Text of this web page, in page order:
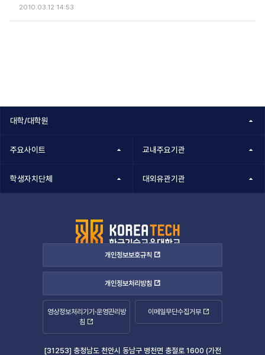
2010.03.12 14:53
대학/대학원
주요사이트 교내주요기관
학생자치단체 대외유관기관
개인정보보호규칙
개인정보처리방침
영상정보처리기기·운영관리방
침
이메일무단수집거부
[31253] 충청남도 천안시 동남구 병천면 충절로 1600 (가전